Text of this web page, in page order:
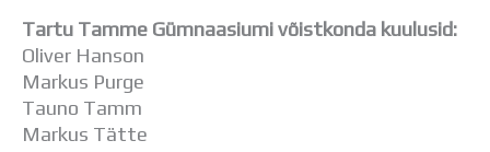
Aastaplaan
Õppekava
Ainepassid
Huviringid
Õpilastööd (UPT)
Tartu Tamme Gümnaasiumi võistkonda kuulusid:
Oliver Hanson
Markus Purge
Tauno Tamm
Markus Tätte